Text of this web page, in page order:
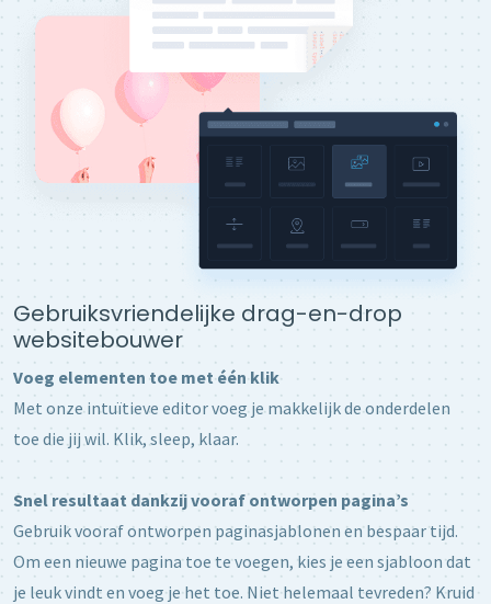
Gebruiksvriendelijke drag-en-drop
websitebouwer
Voeg elementen toe met één klik
Met onze intuïtieve editor voeg je makkelijk de onderdelen
toe die jij wil. Klik, sleep, klaar.
Snel resultaat dankzij vooraf ontworpen pagina’s
Gebruik vooraf ontworpen paginasjablonen en bespaar tijd.
Om een nieuwe pagina toe te voegen, kies je een sjabloon dat
je leuk vindt en voeg je het toe. Niet helemaal tevreden? Kruid